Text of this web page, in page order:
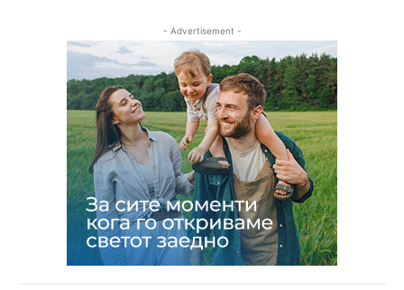
- Advertisement -